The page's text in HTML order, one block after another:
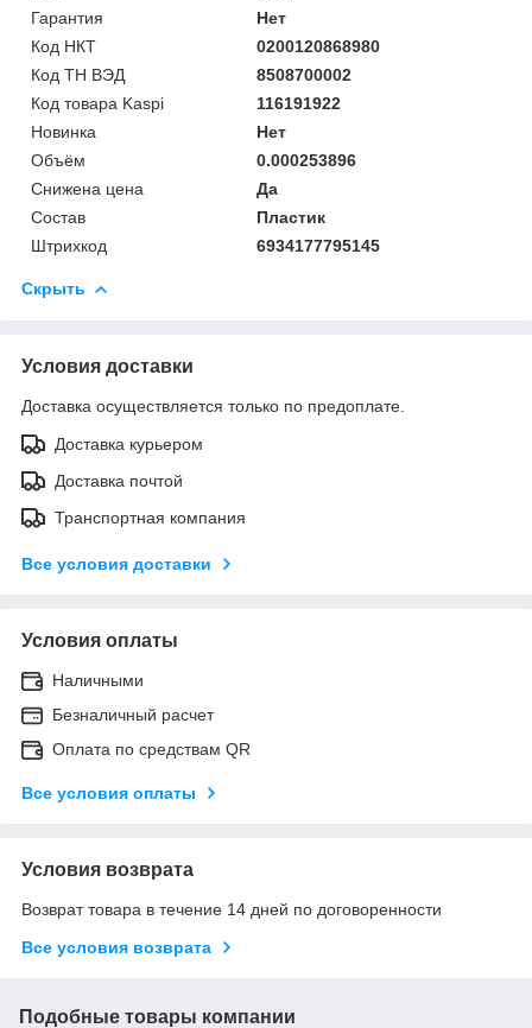
Гарантия
Нет
Код НКТ
0200120868980
Код ТН ВЭД
8508700002
Код товара Kaspi
116191922
Новинка
Нет
Объём
0.000253896
Снижена цена
Да
Состав
Пластик
Штрихкод
6934177795145
Скрыть
Условия доставки
Доставка осуществляется только по предоплате.
Доставка курьером
Доставка почтой
Транспортная компания
Все условия доставки
Условия оплаты
Наличными
Безналичный расчет
Оплата по средствам QR
Все условия оплаты
Условия возврата
Возврат товара в течение 14 дней по договоренности
Все условия возврата
Подобные товары компании